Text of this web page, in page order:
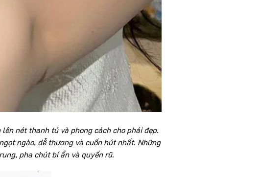
nét thanh tú và phong cách cho phái đẹp.
ngào, dễ thương và cuốn hút nhất. Những
pha chút bí ẩn và quyến rũ.